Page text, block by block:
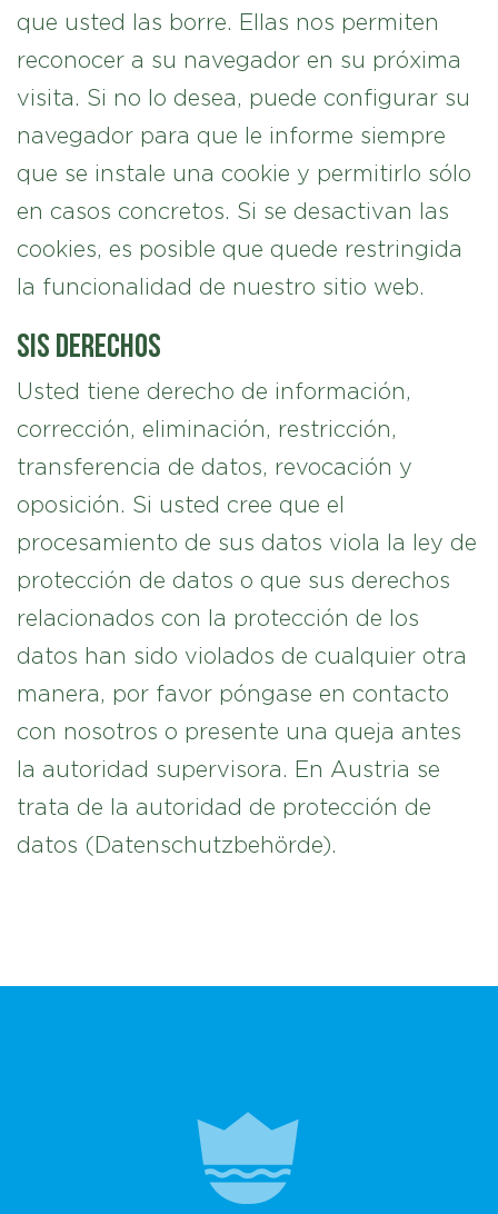
que usted las borre. Ellas nos permiten
reconocer a su navegador en su próxima
visita. Si no lo desea, puede configurar su
navegador para que le informe siempre
que se instale una cookie y permitirlo sólo
en casos concretos. Si se desactivan las
cookies, es posible que quede restringida
la funcionalidad de nuestro sitio web.
Sis derechos
Usted tiene derecho de información,
corrección, eliminación, restricción,
transferencia de datos, revocación y
oposición. Si usted cree que el
procesamiento de sus datos viola la ley de
protección de datos o que sus derechos
relacionados con la protección de los
datos han sido violados de cualquier otra
manera, por favor póngase en contacto
con nosotros o presente una queja antes
la autoridad supervisora. En Austria se
trata de la autoridad de protección de
datos (Datenschutzbehörde).